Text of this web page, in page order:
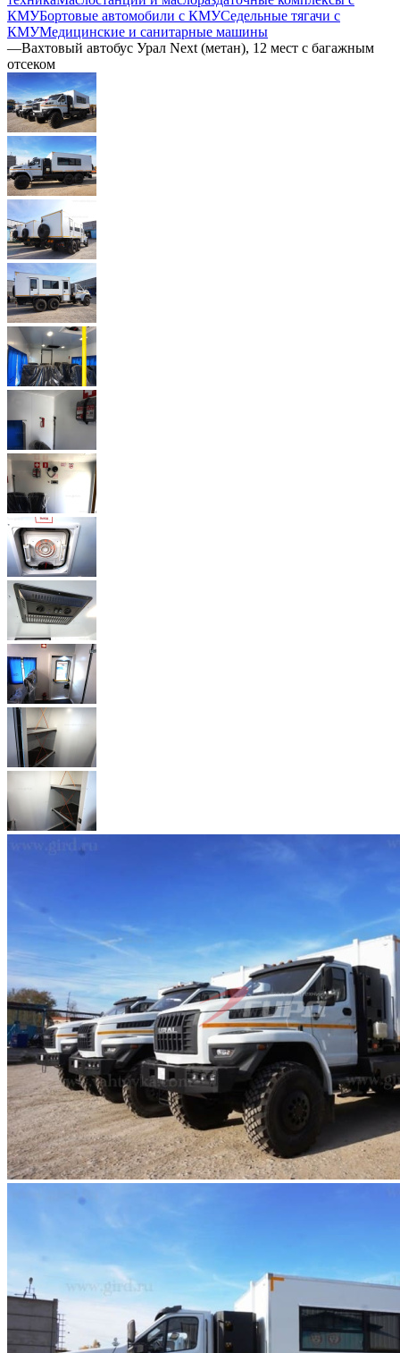
КМУБортовые автомобили с КМУСедельные тягачи с
КМУМедицинские и санитарные машины
—Вахтовый автобус Урал Next (метан), 12 мест с багажным
отсеком